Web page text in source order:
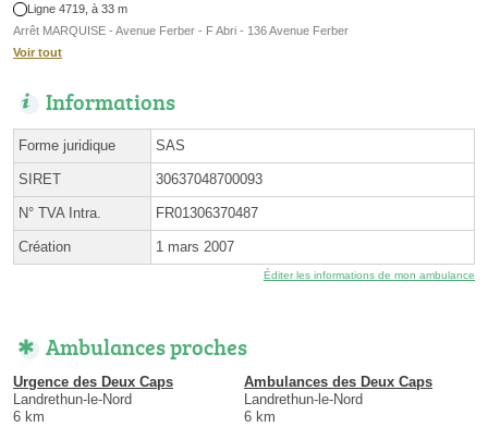
Ligne 4719, à 33 m
Arrêt MARQUISE - Avenue Ferber - F Abri - 136 Avenue Ferber
Voir tout
Informations
Forme juridique SAS
SIRET 30637048700093
N° TVA Intra. FR01306370487
Création 1 mars 2007
Éditer les informations de mon ambulance
Ambulances proches
Urgence des Deux Caps
Landrethun-le-Nord
6 km
Ambulances des Deux Caps
Landrethun-le-Nord
6 km